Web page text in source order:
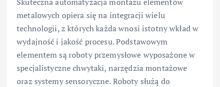
metalowych opiera się na integracji wielu
technologii, z których każda wnosi istotny wkład w
wydajność i jakość procesu. Podstawowym
elementem są roboty przemysłowe wyposażone w
specjalistyczne chwytaki, narzędzia montażowe
oraz systemy sensoryczne. Roboty służą do